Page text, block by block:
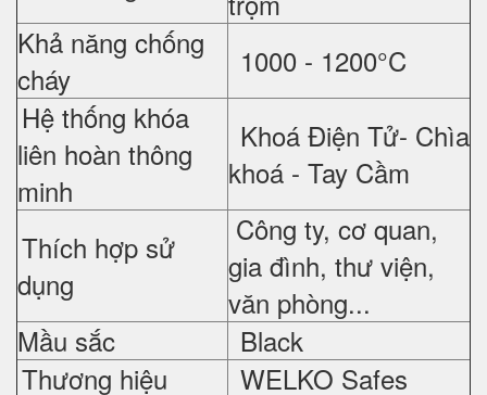
Khả năng chống
cháy
1000 - 1200°C
Hệ thống khóa
liên hoàn thông
minh
Khoá Điện Tử- Chìa
khoá - Tay Cầm
Thích hợp sử
dụng
Công ty, cơ quan,
gia đình, thư viện,
văn phòng...
Mầu sắc
Black
Thương hiệu
WELKO Safes